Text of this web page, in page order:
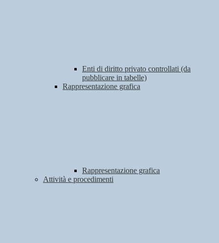
Enti di diritto privato controllati (da
pubblicare in tabelle)
Rappresentazione grafica
Rappresentazione grafica
Attività e procedimenti